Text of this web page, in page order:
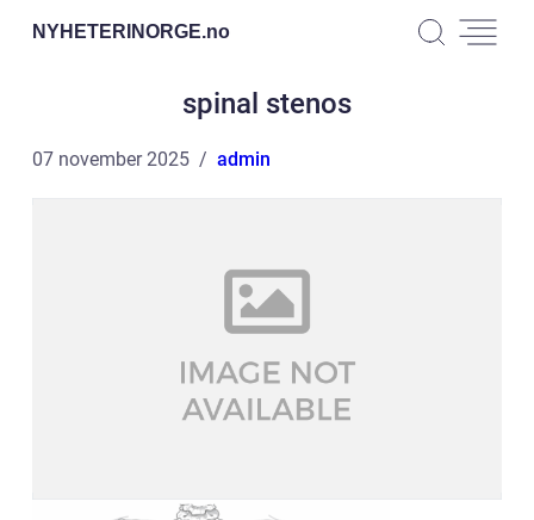
NYHETERINORGE.no
spinal stenos
07 november 2025 admin